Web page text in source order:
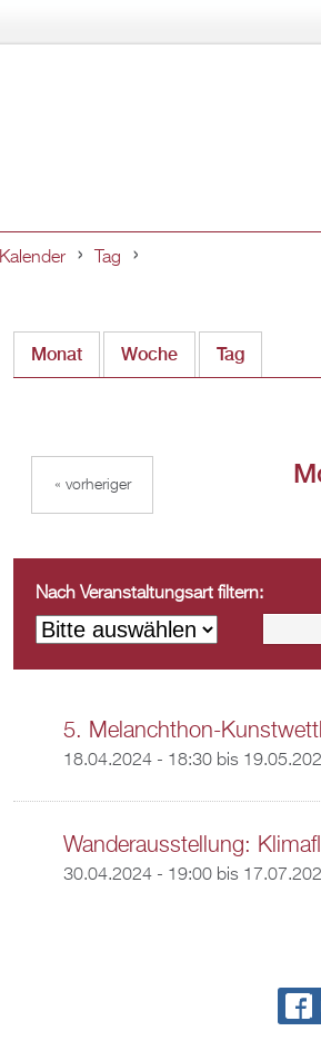
Kalender Tag
Monat Woche Tag(aktiver
« vorheriger
Nach Veranstaltungsart filtern:
5. Melanchthon-
18.04.2024 - 18:30bis
Wanderausstellung:
30.04.2024 - 19:00bis